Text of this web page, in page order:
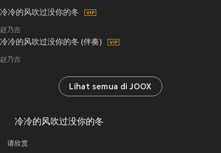
冷冷的风吹过没你的冬
赵乃吉
冷冷的风吹过没你的冬 (伴奏)
赵乃吉
Lihat semua di JOOX
冷冷的风吹过没你的冬
请欣赏